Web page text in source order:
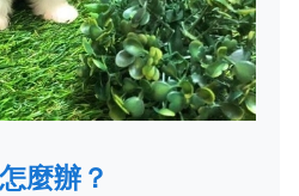
麼辦？